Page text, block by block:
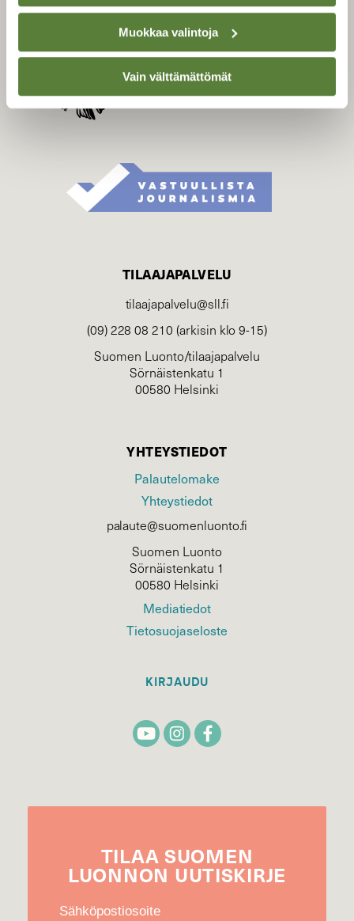
Muokkaa valintoja
Vain välttämättömät
Suomen Luonto -lehden
kustantaja onSuomen
TILAAJAPALVELU
tilaajapalvelu@sll.fi
(09) 228 08 210 (arkisin klo 9-15)
Suomen Luonto/tilaajapalvelu
Sörnäistenkatu 1
00580 Helsinki
YHTEYSTIEDOT
Palautelomake
Yhteystiedot
palaute@suomenluonto.fi
Suomen Luonto
Sörnäistenkatu 1
00580 Helsinki
Mediatiedot
Tietosuojaseloste
KIRJAUDU
TILAA SUOMEN
LUONNON UUTIS­KIRJE
Sähköpostiosoite